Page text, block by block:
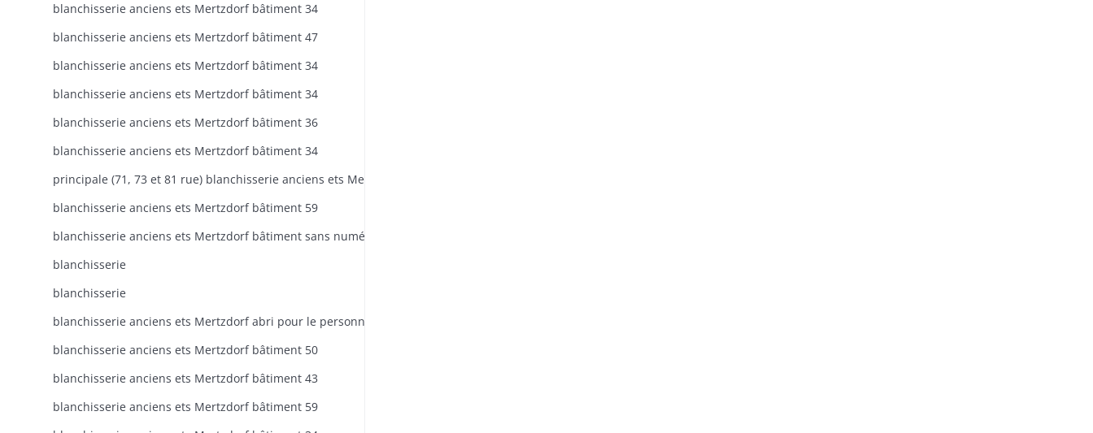
blanchisserie anciens ets Mertzdorf bâtiment 34
blanchisserie anciens ets Mertzdorf bâtiment 47
blanchisserie anciens ets Mertzdorf bâtiment 34
blanchisserie anciens ets Mertzdorf bâtiment 34
blanchisserie anciens ets Mertzdorf bâtiment 36
blanchisserie anciens ets Mertzdorf bâtiment 34
blanchisserie anciens ets Mertzdorf bâtiment 59
blanchisserie
blanchisserie
blanchisserie anciens ets Mertzdorf bâtiment 50
blanchisserie anciens ets Mertzdorf bâtiment 43
blanchisserie anciens ets Mertzdorf bâtiment 59